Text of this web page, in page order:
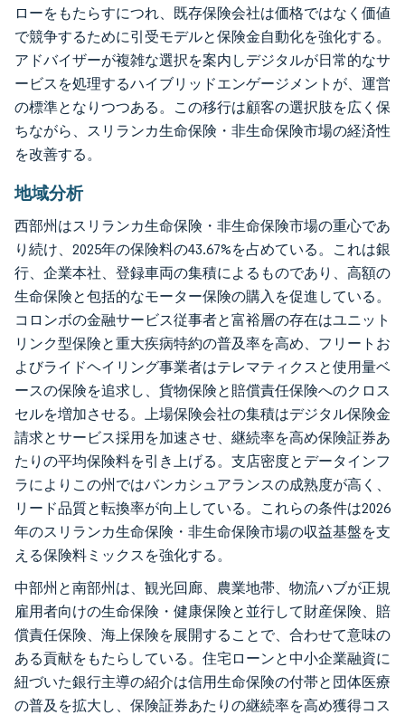
ローをもたらすにつれ、既存保険会社は価格ではなく価値
で競争するために引受モデルと保険金自動化を強化する。
アドバイザーが複雑な選択を案内しデジタルが日常的なサ
ービスを処理するハイブリッドエンゲージメントが、運営
の標準となりつつある。この移行は顧客の選択肢を広く保
ちながら、スリランカ生命保険・非生命保険市場の経済性
を改善する。
地域分析
西部州はスリランカ生命保険・非生命保険市場の重心であ
り続け、2025年の保険料の43.67%を占めている。これは銀
行、企業本社、登録車両の集積によるものであり、高額の
生命保険と包括的なモーター保険の購入を促進している。
コロンボの金融サービス従事者と富裕層の存在はユニット
リンク型保険と重大疾病特約の普及率を高め、フリートお
よびライドヘイリング事業者はテレマティクスと使用量ベ
ースの保険を追求し、貨物保険と賠償責任保険へのクロス
セルを増加させる。上場保険会社の集積はデジタル保険金
請求とサービス採用を加速させ、継続率を高め保険証券あ
たりの平均保険料を引き上げる。支店密度とデータインフ
ラによりこの州ではバンカシュアランスの成熟度が高く、
リード品質と転換率が向上している。これらの条件は2026
年のスリランカ生命保険・非生命保険市場の収益基盤を支
える保険料ミックスを強化する。
中部州と南部州は、観光回廊、農業地帯、物流ハブが正規
雇用者向けの生命保険・健康保険と並行して財産保険、賠
償責任保険、海上保険を展開することで、合わせて意味の
ある貢献をもたらしている。住宅ローンと中小企業融資に
紐づいた銀行主導の紹介は信用生命保険の付帯と団体医療
の普及を拡大し、保険証券あたりの継続率を高め獲得コス